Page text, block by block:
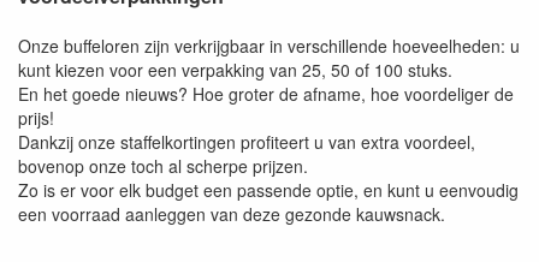
Onze buffeloren zijn verkrijgbaar in verschillende hoeveelheden: u
kunt kiezen voor een verpakking van 25, 50 of 100 stuks.
En het goede nieuws? Hoe groter de afname, hoe voordeliger de
prijs!
Dankzij onze staffelkortingen profiteert u van extra voordeel,
bovenop onze toch al scherpe prijzen.
Zo is er voor elk budget een passende optie, en kunt u eenvoudig
een voorraad aanleggen van deze gezonde kauwsnack.